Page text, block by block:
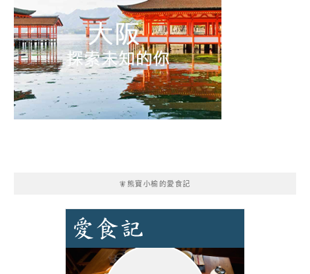
🧚熊寶小榆的愛食記